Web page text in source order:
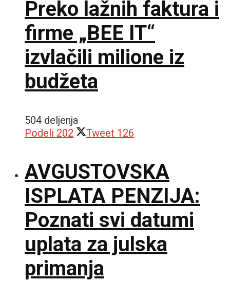
Preko lažnih faktura i
firme „BEE IT“
izvlačili milione iz
budžeta
504 deljenja
Podeli 202 Tweet 126
AVGUSTOVSKA
ISPLATA PENZIJA:
Poznati svi datumi
uplata za julska
primanja